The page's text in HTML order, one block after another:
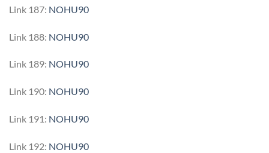
Link 187: NOHU90
Link 188: NOHU90
Link 189: NOHU90
Link 190: NOHU90
Link 191: NOHU90
Link 192: NOHU90